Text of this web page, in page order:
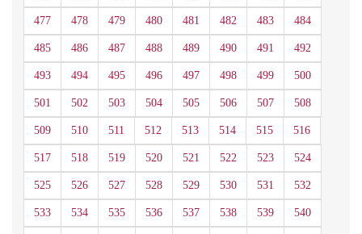
477 478 479 480 481 482 483 484
485 486 487 488 489 490 491 492
493 494 495 496 497 498 499 500
501 502 503 504 505 506 507 508
509 510 511 512 513 514 515 516
517 518 519 520 521 522 523 524
525 526 527 528 529 530 531 532
533 534 535 536 537 538 539 540